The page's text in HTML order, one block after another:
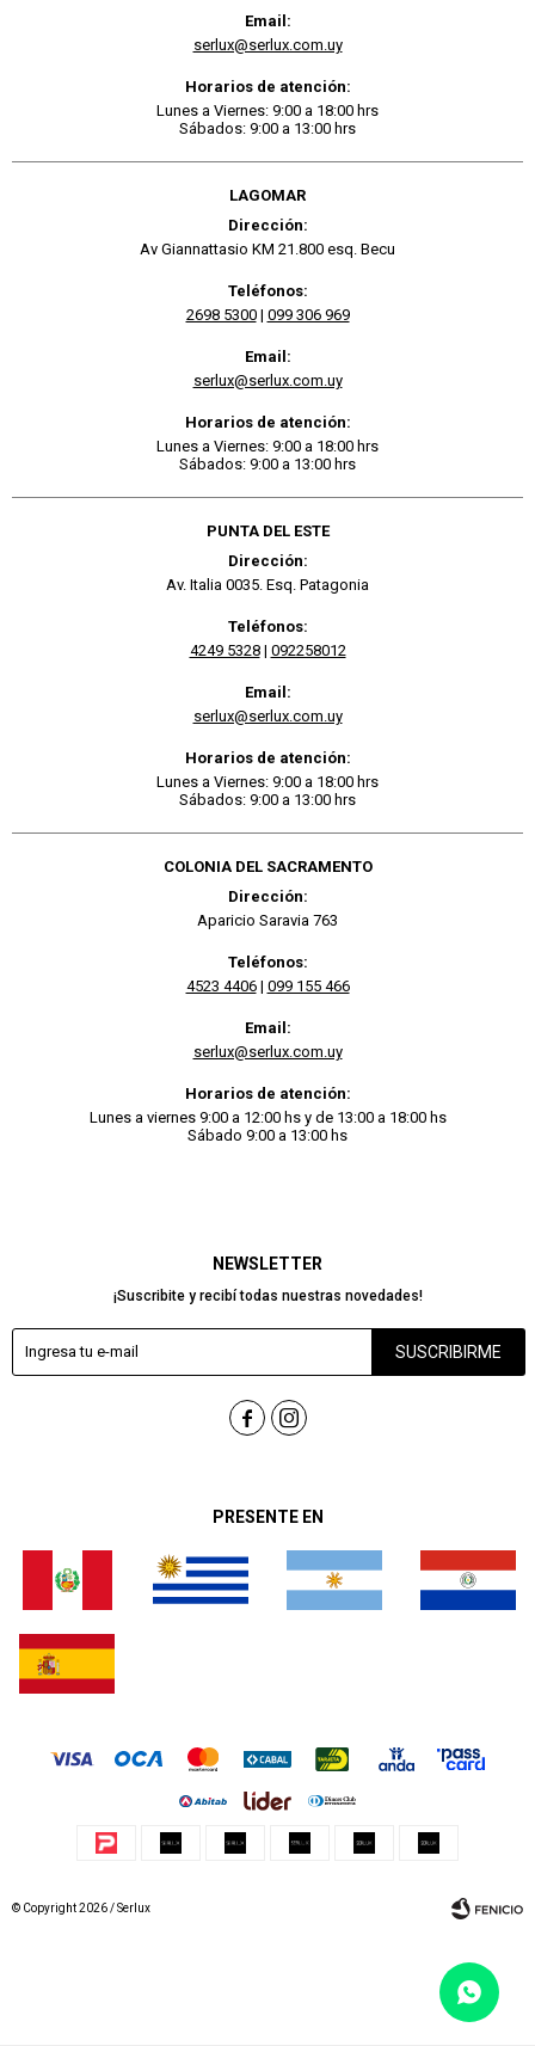
PRESENTE EN
NEWSLETTER
¡Suscribite y recibí todas nuestras novedades!
SUSCRIBIRME
 
Email:
serlux@serlux.com.uy
Horarios de atención:
Lunes a Viernes: 9:00 a 18:00 hrs
Sábados: 9:00 a 13:00 hrs
LAGOMAR
Dirección:
Av Giannattasio KM 21.800 esq. Becu
Teléfonos:
2698 5300| 099 306 969
Email:
serlux@serlux.com.uy
Horarios de atención:
Lunes a Viernes: 9:00 a 18:00 hrs
Sábados: 9:00 a 13:00 hrs
PUNTA DEL ESTE
Dirección:
Av. Italia 0035. Esq. Patagonia
Teléfonos:
4249 5328| 092258012
Email:
serlux@serlux.com.uy
Horarios de atención:
Lunes a Viernes: 9:00 a 18:00 hrs
Sábados: 9:00 a 13:00 hrs
COLONIA DEL SACRAMENTO
Dirección:
Aparicio Saravia 763
Teléfonos:
4523 4406| 099 155 466
Email:
serlux@serlux.com.uy
Horarios de atención:
Lunes a viernes 9:00 a 12:00 hs y de 13:00 a 18:00 hs
Sábado 9:00 a 13:00 hs
© Copyright 2026 / Serlux